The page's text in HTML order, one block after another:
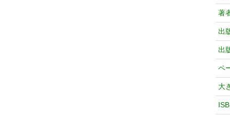
著
出
出
ペ
大